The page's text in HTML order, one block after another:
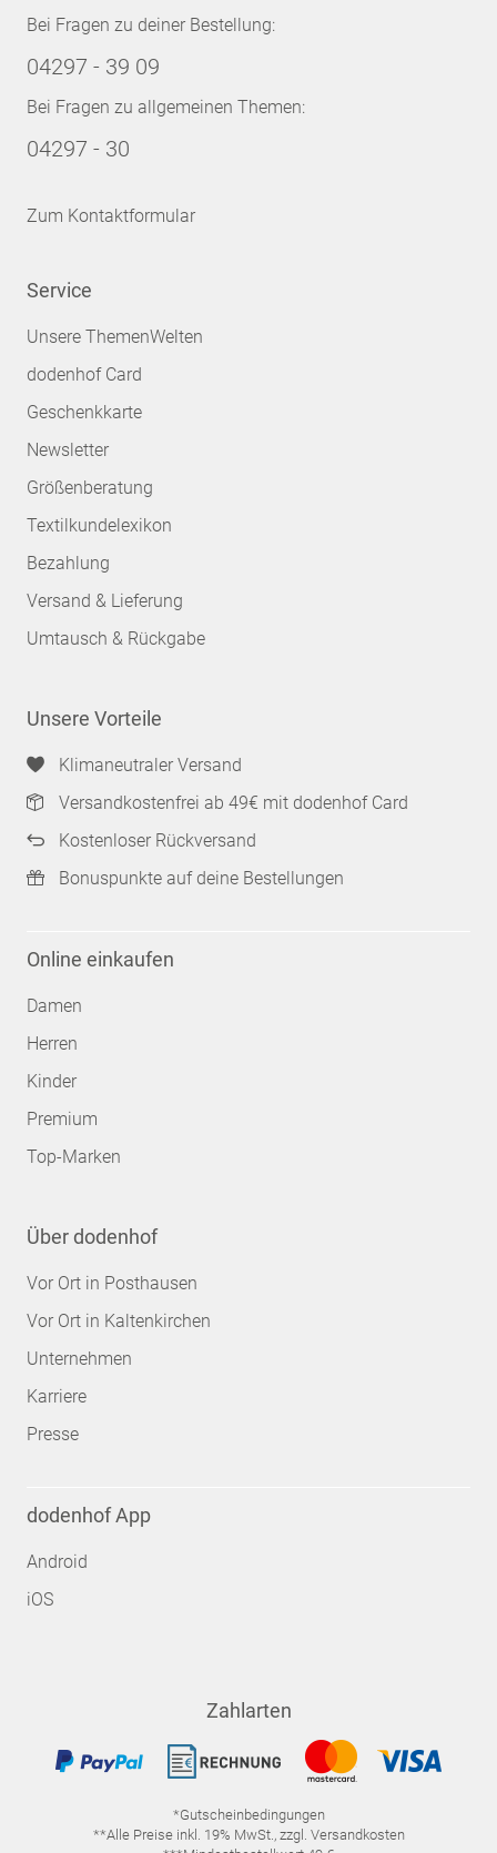
Bei Fragen zu deiner Bestellung:
04297 - 39 09
Bei Fragen zu allgemeinen Themen:
04297 - 30
Zum Kontaktformular
Service
Unsere ThemenWelten
dodenhof Card
Geschenkkarte
Newsletter
Größenberatung
Textilkundelexikon
Bezahlung
Versand & Lieferung
Umtausch & Rückgabe
Unsere Vorteile
Klimaneutraler Versand
Versandkostenfrei ab 49€ mit dodenhof Card
Kostenloser Rückversand
Bonuspunkte auf deine Bestellungen
Online einkaufen
Damen
Herren
Kinder
Premium
Top-Marken
Über dodenhof
Vor Ort in Posthausen
Vor Ort in Kaltenkirchen
Unternehmen
Karriere
Presse
dodenhof App
Android
iOS
Zahlarten
*Gutscheinbedingungen
**Alle Preise inkl. 19% MwSt., zzgl. Versandkosten